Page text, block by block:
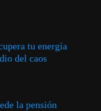
tu energía
del caos
la pensión